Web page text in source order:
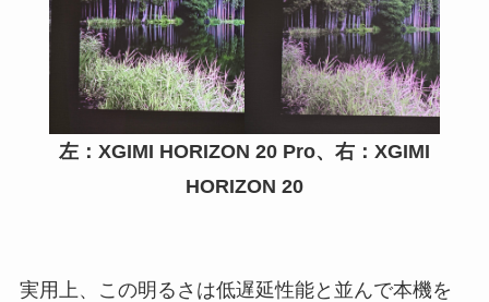
左：XGIMI HORIZON 20 Pro、右：XGIMI
HORIZON 20
実用上、この明るさは低遅延性能と並んで本機を